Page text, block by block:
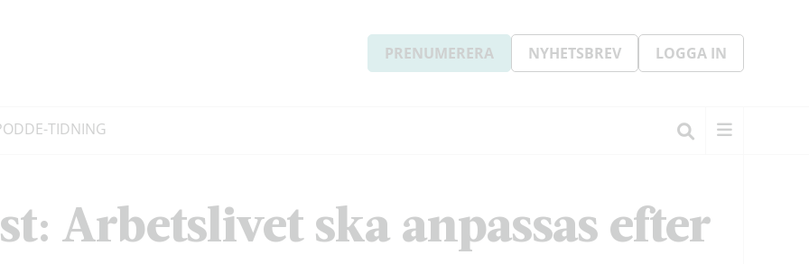
PRENUMERERA NYHETSBREV LOGGA IN
E-TIDNING
Arbetslivet ska anpassas efter